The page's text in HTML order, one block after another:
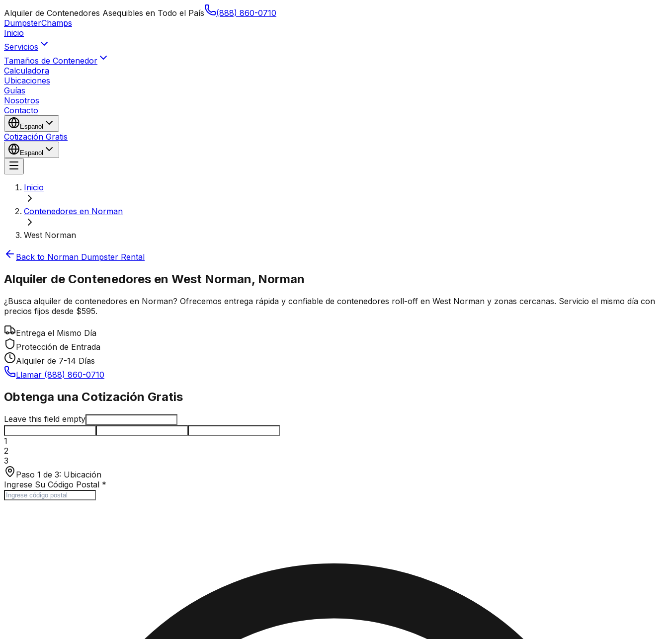
Alquiler de Contenedores Asequibles en Todo el País
(888) 860-0710
DumpsterChamps
Inicio
Servicios
Tamaños de Contenedor
Calculadora
Ubicaciones
Guías
Nosotros
Contacto
Espanol
Cotización Gratis
Espanol
Inicio
Contenedores en Norman
West Norman
Back to Norman Dumpster Rental
Alquiler de Contenedores en West Norman, Norman
¿Busca alquiler de contenedores en Norman? Ofrecemos entrega rápida y confiable de contenedores roll-off en West Norman y zonas cercanas. Servicio el mismo día con
precios fijos desde $595.
Entrega el Mismo Día
Protección de Entrada
Alquiler de 7-14 Días
Llamar (888) 860-0710
Obtenga una Cotización Gratis
Leave this field empty
1
2
3
Paso 1 de 3: Ubicación
Ingrese Su Código Postal *